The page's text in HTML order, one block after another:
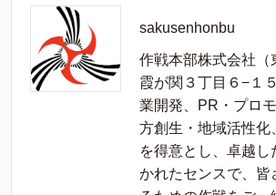
sakusenhonbu
作戦本部株式会社（
霞が関３丁目６−１
業開発、PR・プロ
方創生・地域活性化
を得意とし、卓越し
かれたセンスで、皆